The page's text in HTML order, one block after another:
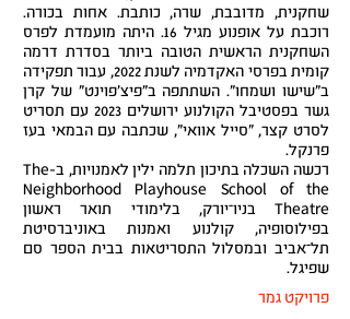
שחקנית, מדובבת, שרה, כותבת. אחות בכורה.
רוכבת על אופנוע מגיל 16. היתה מועמדת לפרס
השחקנית הראשית הטובה ביותר בסדרת דרמה
קומית בפרסי האקדמיה לשנת 2022, עבור תפקידה
ב"שישו ושמחו". השתתפה ב"פיצ'פוינט" של קרן
גשר בפסטיבל הקולנוע ירושלים 2023 עם תסריט
לסרט קצר, "סייל אוואי", שכתבה עם הבמאי בעז
פרנקל.
רכשה השכלה בתיכון תלמה ילין לאמנויות, ב-The
Neighborhood Playhouse School of the
Theatre בניו־יורק, בלימודי תואר ראשון
בפילוסופיה, קולנוע ואמנות באוניברסיטת
תל־אביב ובמסלול התסריטאות בבית הספר סם
שפיגל.
פרויקט גמר